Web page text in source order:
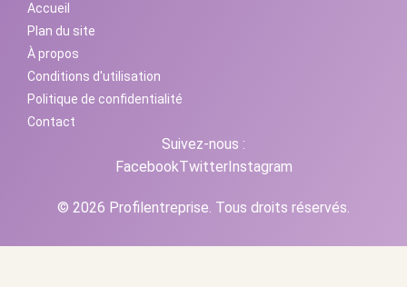
Accueil
Plan du site
À propos
Conditions d'utilisation
Politique de confidentialité
Contact
Suivez-nous :
FacebookTwitterInstagram
© 2026 Profilentreprise. Tous droits réservés.